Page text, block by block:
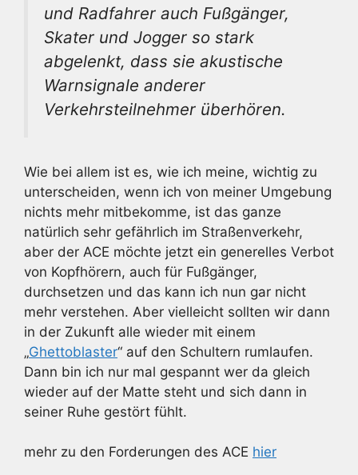
und Radfahrer auch Fußgänger,
Skater und Jogger so stark
abgelenkt, dass sie akustische
Warnsignale anderer
Verkehrsteilnehmer überhören.
Wie bei allem ist es, wie ich meine, wichtig zu
unterscheiden, wenn ich von meiner Umgebung
nichts mehr mitbekomme, ist das ganze
natürlich sehr gefährlich im Straßenverkehr,
aber der ACE möchte jetzt ein generelles Verbot
von Kopfhörern, auch für Fußgänger,
durchsetzen und das kann ich nun gar nicht
mehr verstehen. Aber vielleicht sollten wir dann
in der Zukunft alle wieder mit einem
„Ghettoblaster“ auf den Schultern rumlaufen.
Dann bin ich nur mal gespannt wer da gleich
wieder auf der Matte steht und sich dann in
seiner Ruhe gestört fühlt.
mehr zu den Forderungen des ACE hier